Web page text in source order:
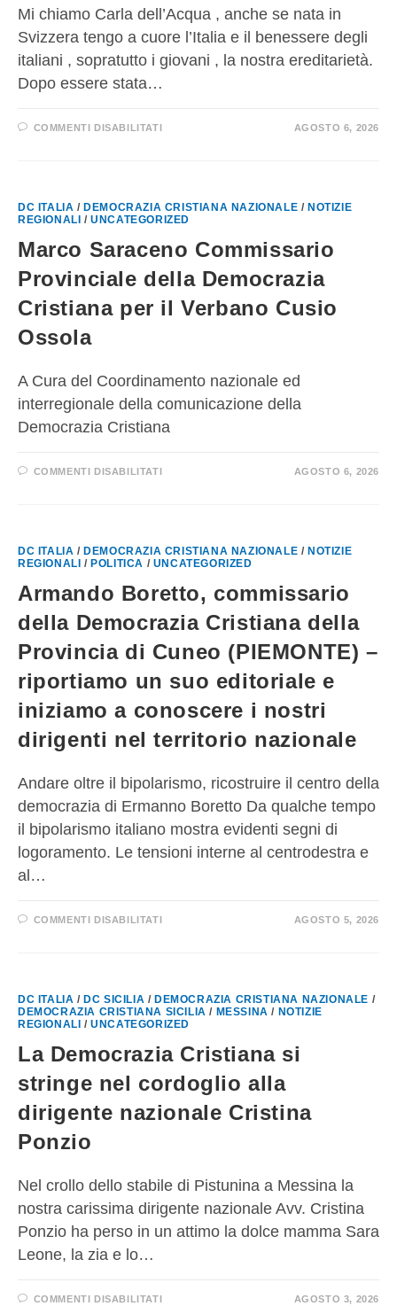
Mi chiamo Carla dell’Acqua , anche se nata in
Svizzera tengo a cuore l’Italia e il benessere degli
italiani , sopratutto i giovani , la nostra ereditarietà.
Dopo essere stata…
COMMENTI DISABILITATI AGOSTO 6, 2026
DC ITALIA / DEMOCRAZIA CRISTIANA NAZIONALE / NOTIZIE
REGIONALI /UNCATEGORIZED
Marco Saraceno Commissario
Provinciale della Democrazia
Cristiana per il Verbano Cusio
Ossola
A Cura del Coordinamento nazionale ed
interregionale della comunicazione della
Democrazia Cristiana
COMMENTI DISABILITATI AGOSTO 6, 2026
DC ITALIA / DEMOCRAZIA CRISTIANA NAZIONALE / NOTIZIE
REGIONALI / POLITICA / UNCATEGORIZED
Armando Boretto, commissario
della Democrazia Cristiana della
Provincia di Cuneo (PIEMONTE) –
riportiamo un suo editoriale e
iniziamo a conoscere i nostri
dirigenti nel territorio nazionale
Andare oltre il bipolarismo, ricostruire il centro della
democrazia di Ermanno Boretto Da qualche tempo
il bipolarismo italiano mostra evidenti segni di
logoramento. Le tensioni interne al centrodestra e
al…
COMMENTI DISABILITATI AGOSTO 5, 2026
DC ITALIA / DC SICILIA / DEMOCRAZIA CRISTIANA NAZIONALE /
DEMOCRAZIA CRISTIANA SICILIA / MESSINA / NOTIZIE
REGIONALI /UNCATEGORIZED
La Democrazia Cristiana si
stringe nel cordoglio alla
dirigente nazionale Cristina
Ponzio
Nel crollo dello stabile di Pistunina a Messina la
nostra carissima dirigente nazionale Avv. Cristina
Ponzio ha perso in un attimo la dolce mamma Sara
Leone, la zia e lo…
COMMENTI DISABILITATI AGOSTO 3, 2026